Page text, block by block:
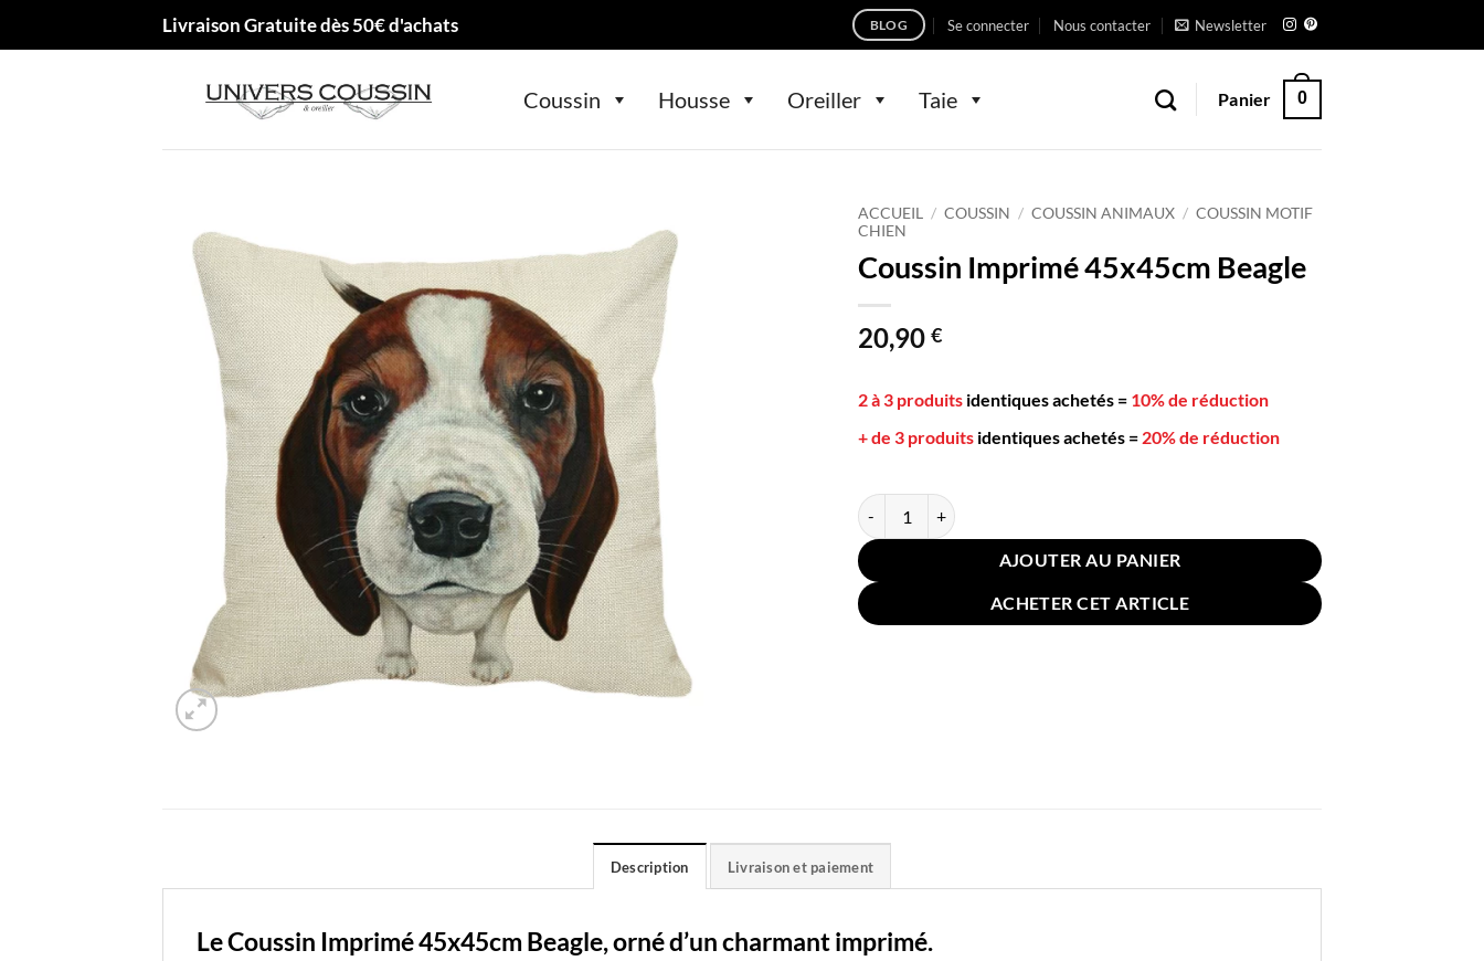
Livraison Gratuite dès 50€ d'achats BLOG Se connecter Nous contacter Newsletter
Coussin Housse Oreiller Taie Panier 0
ACCUEIL / COUSSIN / COUSSIN ANIMAUX / COUSSIN MOTIF
CHIEN
Coussin Imprimé 45x45cm Beagle
20,90 €
2 à 3 produits identiques achetés = 10% de réduction
+ de 3 produits identiques achetés = 20% de réduction
quantité de Coussin Imprimé 45x45cm Beagle
AJOUTER AU PANIER
ACHETER CET ARTICLE
Description Livraison et paiement
Le Coussin Imprimé 45x45cm Beagle,orné d’un charmant imprimé.